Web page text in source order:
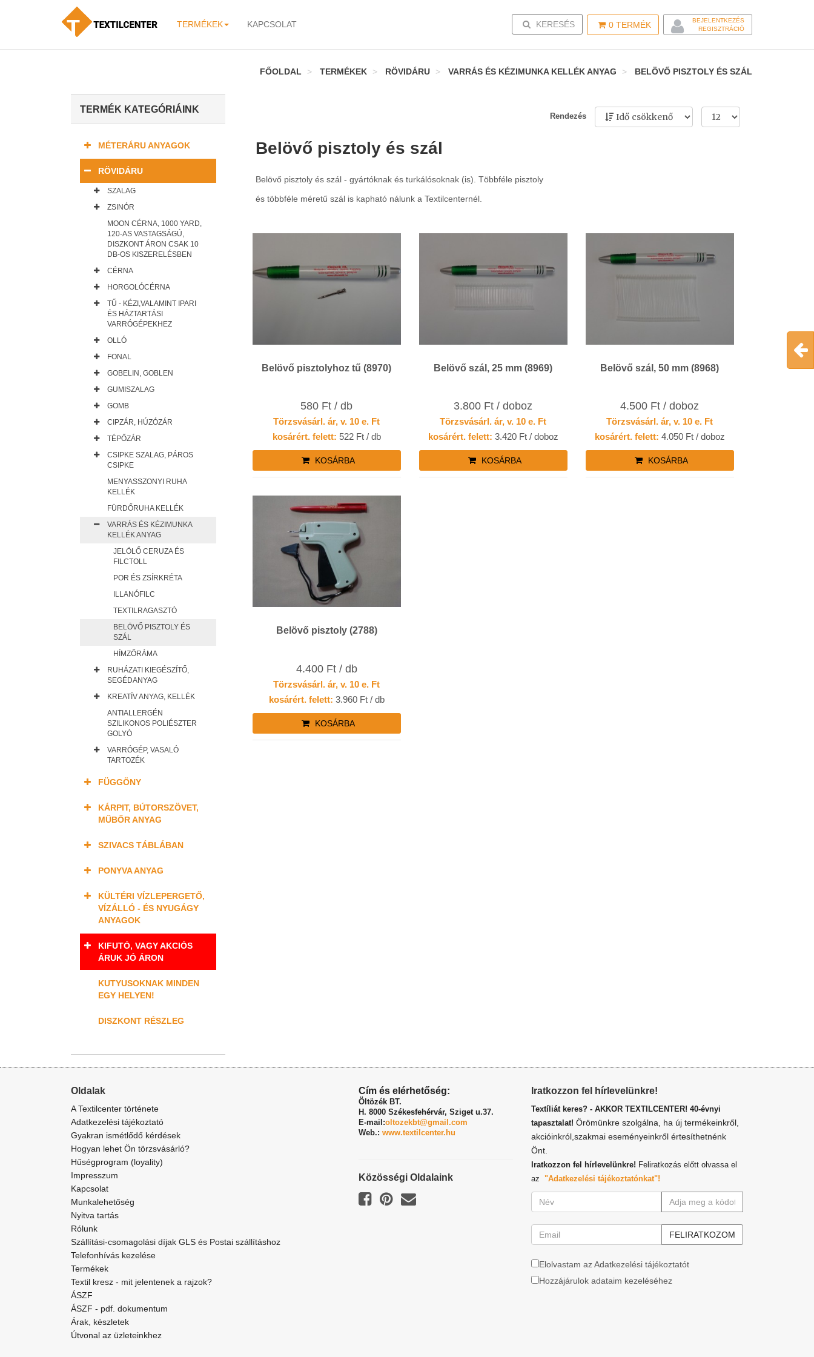
TERMÉKEK KAPCSOLAT 0 TERMÉK
BEJELENTKEZÉS
REGISZTRÁCIÓ
TOGGLE SEARCH
KERESÉS
FŐOLDAL TERMÉKEK RÖVIDÁRU VARRÁS ÉS KÉZIMUNKA KELLÉK ANYAG BELÖVŐ PISZTOLY ÉS SZÁL
Rendezés
Belövő pisztoly és szál
Belövő pisztoly és szál - gyártóknak és turkálósoknak (is). Többféle pisztoly
és többféle méretű szál is kapható nálunk a Textilcenternél.
Belövő pisztolyhoz tű (8970)
580 Ft / db
Törzsvásárl. ár, v. 10 e. Ft
kosárért. felett: 522 Ft / db
KOSÁRBA
Belövő szál, 25 mm (8969)
3.800 Ft / doboz
Törzsvásárl. ár, v. 10 e. Ft
kosárért. felett: 3.420 Ft / doboz
KOSÁRBA
Belövő szál, 50 mm (8968)
4.500 Ft / doboz
Törzsvásárl. ár, v. 10 e. Ft
kosárért. felett: 4.050 Ft / doboz
KOSÁRBA
Belövő pisztoly (2788)
4.400 Ft / db
Törzsvásárl. ár, v. 10 e. Ft
kosárért. felett: 3.960 Ft / db
KOSÁRBA
TERMÉK KATEGÓRIÁINK
MÉTERÁRU ANYAGOK
RÖVIDÁRU
SZALAG
ZSINÓR
MOON CÉRNA, 1000 YARD,
120-AS VASTAGSÁGÚ,
DISZKONT ÁRON CSAK 10
DB-OS KISZERELÉSBEN
CÉRNA
HORGOLÓCÉRNA
TŰ - KÉZI,VALAMINT IPARI
ÉS HÁZTARTÁSI
VARRÓGÉPEKHEZ
OLLÓ
FONAL
GOBELIN, GOBLEN
GUMISZALAG
GOMB
CIPZÁR, HÚZÓZÁR
TÉPŐZÁR
CSIPKE SZALAG, PÁROS
CSIPKE
MENYASSZONYI RUHA
KELLÉK
FÜRDŐRUHA KELLÉK
VARRÁS ÉS KÉZIMUNKA
KELLÉK ANYAG
JELÖLŐ CERUZA ÉS
FILCTOLL
POR ÉS ZSÍRKRÉTA
ILLANÓFILC
TEXTILRAGASZTÓ
BELÖVŐ PISZTOLY ÉS
SZÁL
HÍMZŐRÁMA
RUHÁZATI KIEGÉSZÍTŐ,
SEGÉDANYAG
KREATÍV ANYAG, KELLÉK
ANTIALLERGÉN
SZILIKONOS POLIÉSZTER
GOLYÓ
VARRÓGÉP, VASALÓ
TARTOZÉK
FÜGGÖNY
KÁRPIT, BÚTORSZÖVET,
MŰBŐR ANYAG
SZIVACS TÁBLÁBAN
PONYVA ANYAG
KÜLTÉRI VÍZLEPERGETŐ,
VÍZÁLLÓ - ÉS NYUGÁGY
ANYAGOK
KIFUTÓ, VAGY AKCIÓS
ÁRUK JÓ ÁRON
KUTYUSOKNAK MINDEN
EGY HELYEN!
DISZKONT RÉSZLEG
Oldalak
A Textilcenter története
Adatkezelési tájékoztató
Gyakran ismétlődő kérdések
Hogyan lehet Ön törzsvásárló?
Hűségprogram (loyality)
Impresszum
Kapcsolat
Munkalehetőség
Nyitva tartás
Rólunk
Szállítási-csomagolási díjak GLS és Postai szállításhoz
Telefonhívás kezelése
Termékek
Textil kresz - mit jelentenek a rajzok?
ÁSZF
ÁSZF - pdf. dokumentum
Árak, készletek
Útvonal az üzleteinkhez
Cím és elérhetőség:
Öltözék BT.
H. 8000 Székesfehérvár, Sziget u.37.
E-mail:oltozekbt@gmail.com
Web.: www.textilcenter.hu
Közösségi Oldalaink
Iratkozzon fel hírlevelünkre!
Textíliát keres? - AKKOR TEXTILCENTER! 40-évnyi
tapasztalat! Örömünkre szolgálna, ha új termékeinkről,
akcióinkról,szakmai eseményeinkről értesíthetnénk
Önt.
Iratkozzon fel hírlevelünkre! Feliratkozás előtt olvassa el
az "Adatkezelési tájékoztatónkat"!
Elolvastam az Adatkezelési tájékoztatót
Hozzájárulok adataim kezeléséhez